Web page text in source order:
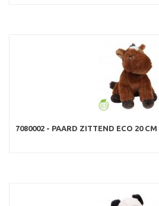
7080002 - PAARD ZITTEND ECO 20 CM